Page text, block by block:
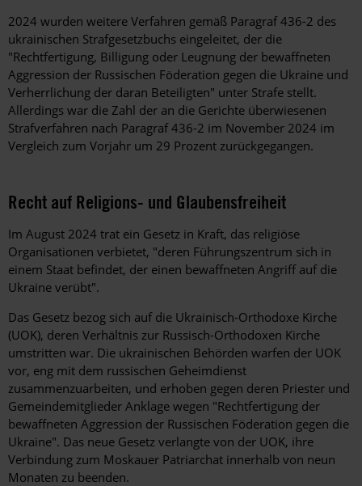
2024 wurden weitere Verfahren gemäß Paragraf 436-2 des
ukrainischen Strafgesetzbuchs eingeleitet, der die
"Rechtfertigung, Billigung oder Leugnung der bewaffneten
Aggression der Russischen Föderation gegen die Ukraine und
Verherrlichung der daran Beteiligten" unter Strafe stellt.
Allerdings war die Zahl der an die Gerichte überwiesenen
Strafverfahren nach Paragraf 436-2 im November 2024 im
Vergleich zum Vorjahr um 29 Prozent zurückgegangen.
Recht auf Religions- und Glaubensfreiheit
Im August 2024 trat ein Gesetz in Kraft, das religiöse
Organisationen verbietet, "deren Führungszentrum sich in
einem Staat befindet, der einen bewaffneten Angriff auf die
Ukraine verübt".
Das Gesetz bezog sich auf die Ukrainisch-Orthodoxe Kirche
(UOK), deren Verhältnis zur Russisch-Orthodoxen Kirche
umstritten war. Die ukrainischen Behörden warfen der UOK
vor, eng mit dem russischen Geheimdienst
zusammenzuarbeiten, und erhoben gegen deren Priester und
Gemeindemitglieder Anklage wegen "Rechtfertigung der
bewaffneten Aggression der Russischen Föderation gegen die
Ukraine". Das neue Gesetz verlangte von der UOK, ihre
Verbindung zum Moskauer Patriarchat innerhalb von neun
Monaten zu beenden.